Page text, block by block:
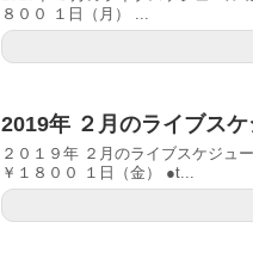
８００ １日（月） ...
2019年 ２月のライブス
２０１９年 ２月のライブスケジュ
￥１８００ １日（金） ●t...